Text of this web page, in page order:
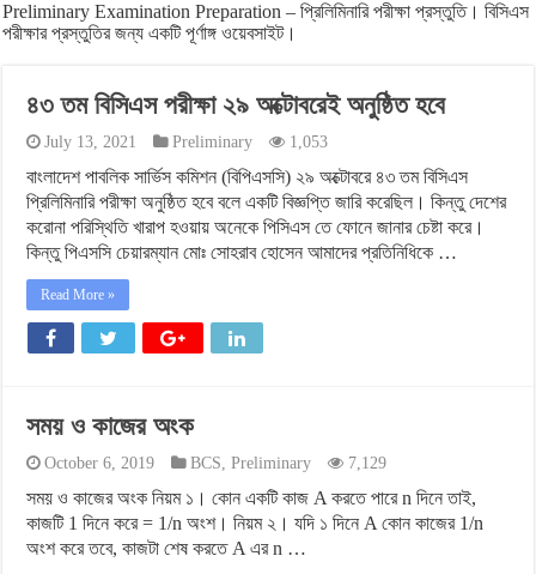
Preliminary Examination Preparation – প্রিলিমিনারি পরীক্ষা প্রস্তুতি। বিসিএস
পরীক্ষার প্রস্তুতির জন্য একটি পূর্ণাঙ্গ ওয়েবসাইট।
৪৩ তম বিসিএস পরীক্ষা ২৯ অক্টোবরেই অনুষ্ঠিত হবে
July 13, 2021 Preliminary 1,053
বাংলাদেশ পাবলিক সার্ভিস কমিশন (বিপিএসসি) ২৯ অক্টোবরে ৪৩ তম বিসিএস
প্রিলিমিনারি পরীক্ষা অনুষ্ঠিত হবে বলে একটি বিজ্ঞপ্তি জারি করেছিল। কিন্তু দেশের
করোনা পরিস্থিতি খারাপ হওয়ায় অনেকে পিসিএস তে ফোনে জানার চেষ্টা করে।
কিন্তু পিএসসি চেয়ারম্যান মোঃ সোহরাব হোসেন আমাদের প্রতিনিধিকে …
Read More »
সময় ও কাজের অংক
October 6, 2019 BCS,Preliminary 7,129
সময় ও কাজের অংক নিয়ম ১। কোন একটি কাজ A করতে পারে n দিনে তাই,
কাজটি 1 দিনে করে = 1/n অংশ। নিয়ম ২। যদি ১ দিনে A কোন কাজের 1/n
অংশ করে তবে, কাজটা শেষ করতে A এর n …